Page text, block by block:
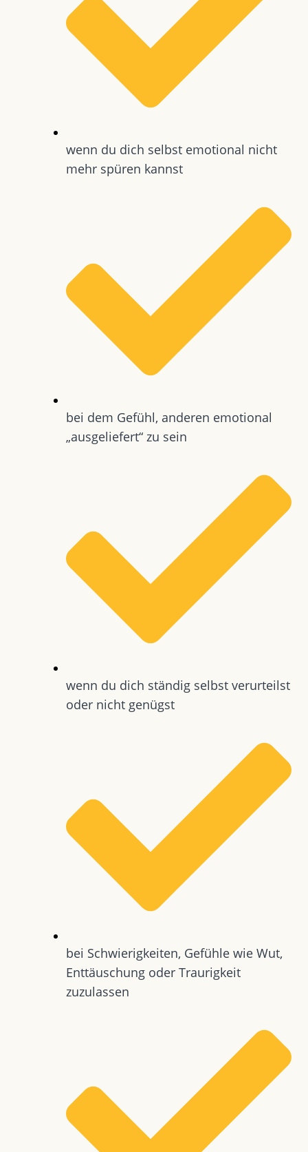
wenn du dich selbst emotional nicht
mehr spüren kannst
bei dem Gefühl, anderen emotional
„ausgeliefert“ zu sein
wenn du dich ständig selbst verurteilst
oder nicht genügst
bei Schwierigkeiten, Gefühle wie Wut,
Enttäuschung oder Traurigkeit
zuzulassen